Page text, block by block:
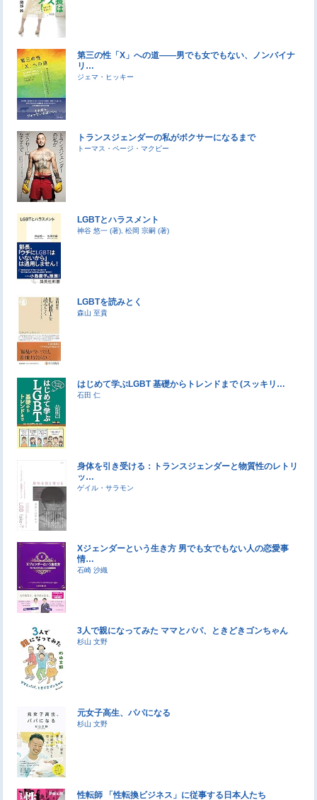
第三の性「X」への道――男でも女でもない、ノンバイナ
リ…
ジェマ・ヒッキー
トランスジェンダーの私がボクサーになるまで
トーマス・ページ・マクビー
LGBTとハラスメント
神谷 悠一 (著), 松岡 宗嗣 (著)
LGBTを読みとく
森山 至貴
はじめて学ぶLGBT 基礎からトレンドまで (スッキリ…
石田 仁
身体を引き受ける：トランスジェンダーと物質性のレトリ
ッ…
ゲイル・サラモン
Xジェンダーという生き方 男でも女でもない人の恋愛事
情…
石崎 沙織
3人で親になってみた ママとパパ、ときどきゴンちゃん
杉山 文野
元女子高生、パパになる
杉山 文野
性転師 「性転換ビジネス」に従事する日本人たち